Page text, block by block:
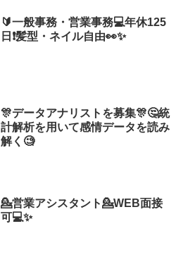
🔰一般事務・営業事務💻年休125
日❗髪型・ネイル自由👀✨
🎊データアナリストを募集🎊🤔統
計解析を用いて感情データを読み
解く🧐
💁営業アシスタント💁WEB面接
可💻✨